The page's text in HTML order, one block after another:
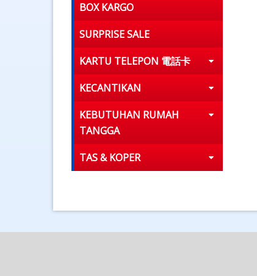
BOX KARGO
SURPRISE SALE
KARTU TELEPON 電話卡
KECANTIKAN
KEBUTUHAN RUMAH
TANGGA
TAS & KOPER